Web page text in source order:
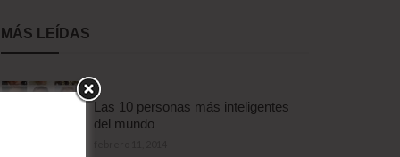
MÁS LEÍDAS
Las 10 personas más inteligentes
del mundo